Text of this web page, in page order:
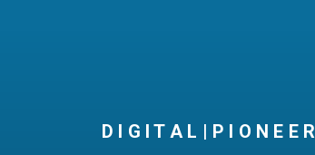
D I G I T A L | P I O N E E R